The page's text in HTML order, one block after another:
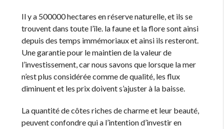
Il y a 500000 hectares en réserve naturelle, et ils se
trouvent dans toute l’île. la faune et la flore sont ainsi
depuis des temps immémoriaux et ainsi ils resteront.
Une garantie pour le maintien de la valeur de
l’investissement, car nous savons que lorsque la mer
n’est plus considérée comme de qualité, les flux
diminuent et les prix doivent s’ajuster à la baisse.
La quantité de côtes riches de charme et leur beauté,
peuvent confondre qui a l’intention d’investir en